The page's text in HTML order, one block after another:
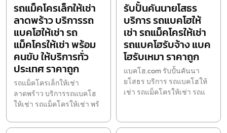
รถแม็คโครเล็กให้เช่า
ลาดพร้าว บริการรถ
แบคโฮให้เช่า รถ
แม็คโครให้เช่า พร้อม
คนขับ ให้บริการทั่ว
ประเทศ ราคาถูก
รถแม็คโครเล็กให้เช่า
ลาดพร้าว บริการรถแบคโฮ
ให้เช่า รถแม็คโครให้เช่า พร้
รับปั้นคันนายโสธร
บริการ รถแบคโฮให้
เช่า รถแม็คโครให้เช่า
รถแบคโฮรับจ้าง แบค
โฮรับเหมา ราคาถูก
แบคโฮ.com รับปั้นคันนา
ยโสธร บริการ รถแบคโฮให้
เช่า รถแม็คโครให้เช่า รถแ